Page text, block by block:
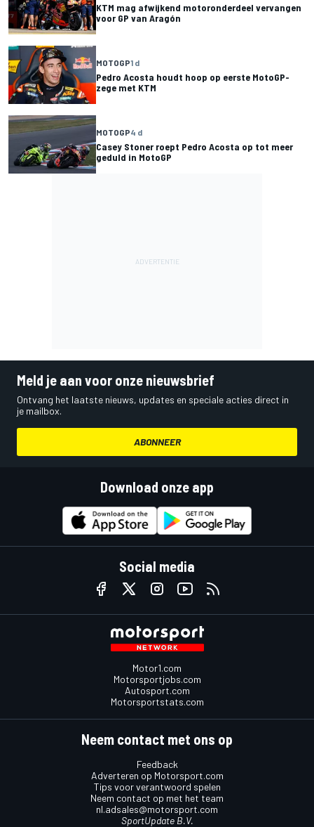
KTM mag afwijkend motoronderdeel vervangen
voor GP van Aragón
MOTOGP1 d
Pedro Acosta houdt hoop op eerste MotoGP-
zege met KTM
MOTOGP4 d
Casey Stoner roept Pedro Acosta op tot meer
geduld in MotoGP
Meld je aan voor onze nieuwsbrief
Ontvang het laatste nieuws, updates en speciale acties direct in
je mailbox.
ABONNEER
Download onze app
Social media
Motor1.com
Motorsportjobs.com
Autosport.com
Motorsportstats.com
Neem contact met ons op
Feedback
Adverteren op Motorsport.com
Tips voor verantwoord spelen
Neem contact op met het team
nl.adsales@motorsport.com
SportUpdate B.V.